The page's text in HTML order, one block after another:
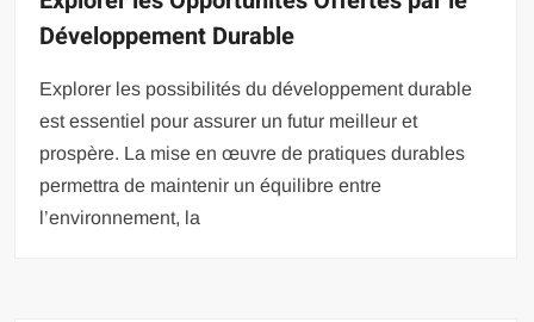
Développement Durable
Explorer les possibilités du développement durable
est essentiel pour assurer un futur meilleur et
prospère. La mise en œuvre de pratiques durables
permettra de maintenir un équilibre entre
l’environnement, la